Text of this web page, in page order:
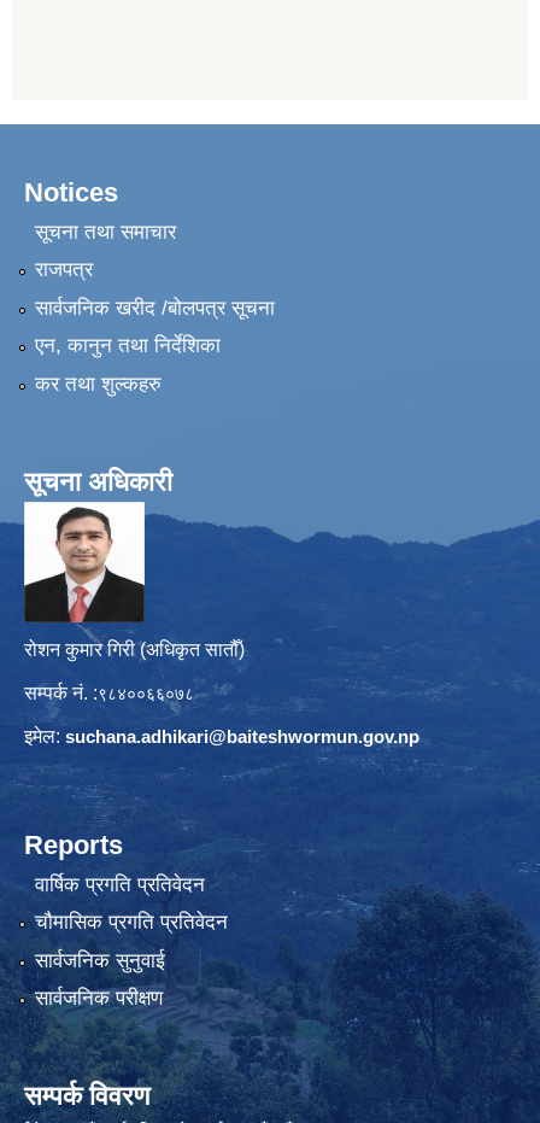
Notices
सूचना तथा समाचार
राजपत्र
सार्वजनिक खरीद /बोलपत्र सूचना
एन, कानुन तथा निर्देशिका
कर तथा शुल्कहरु
सूचना अधिकारी
रोशन कुमार गिरी (अधिकृत सातौँ)
सम्पर्क नं. :९८४००६६०७८
इमेल: suchana.adhikari@baiteshwormun.gov.np
Reports
वार्षिक प्रगति प्रतिवेदन
चौमासिक प्रगति प्रतिवेदन
सार्वजनिक सुनुवाई
सार्वजनिक परीक्षण
सम्पर्क विवरण